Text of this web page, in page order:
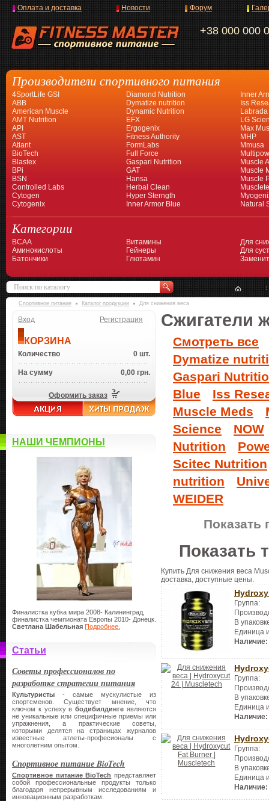
+38 000 000
Оплата и доставка Новости Форум
Производители спортивного питания
4SportLife GSI
ABB
American Muscle
AMT Nutrition
API
AST
Atlant
BioTech
Blastex
BPi
BSN
Controlled Labs
Cytogen
Cytogenix
Diamond Nutrition
Dymatize nutrition
Dynamic Nutrition
EFX
Ergogenix
Fitness Authority
FormLabs
Full Force
Gaspari Nutrition
GAT
Hansa
Herbal Clean
Hyper Sterngth
Inner Armor Blue
Inner
Iss
Labrada
LG
Max
MHP
Mmusa
Muscle
Muscle
Muscle
Natural
Категории
BCAA
Аминокислоты
Батончики
Витамины
Гейнеры
Глютамин
Для
Для
Спортивное питание Каталог продукции Для снижения веса
Вход Регистрация
КОРЗИНА
Количество 0 шт.
На сумму 0,00 грн.
Оформить заказ
НАШИ ЧЕМПИОНЫ
Финалистка кубка мира 2008- Калининград,
финалистка чемпионата Европы 2010- Донецк.
Светлана Шабельная Подробнее.
Статьи
Советы профессионалов по
разработке стратегии питания
Культуристы - самые мускулистые из
спортсменов. Существует мнение, что
ключом к успеху вбодибилдинге являются
не уникальные или специфичные приемы или
упражнения, а практические советы,
которыми делятся на страницах журналов
известные атлеты-професионалы с
многолетним опытом.
Спортивное питание BioTech
Спортивное питание BioTech представляет
собой профессиональные продукты только
благодаря непрерывным исследованиям и
инновационным разработкам.
Сжигатели
Смотреть все
Dymatize
Gaspari
Blue
Iss
Muscle Meds
Science
NOW
Nutrition
Scitec Nutrition
nutrition
WEIDER
Показать
Показать
Купить Для снижения веса
доставка, доступные цены.
Группа:
В
Единица
Наличие:
Группа:
В
Единица
Наличие:
Группа:
В
Единица
Наличие: